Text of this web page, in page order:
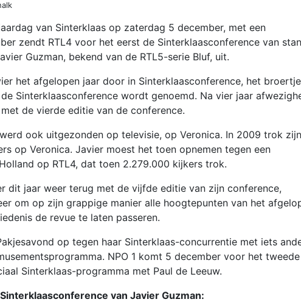
van Sinterklaas op zaterdag 5 december, met een
zendt RTL4 voor het eerst de Sinterklaasconference van
Guzman, bekend van de RTL5-serie Bluf, uit.
het afgelopen jaar door in Sinterklaasconference, het broertje
Sinterklaasconference wordt genoemd. Na vier jaar
de vierde editie van de conference.
ook uitgezonden op televisie, op Veronica. In 2009 trok zijn
op Veronica. Javier moest het toen opnemen tegen een
op RTL4, dat toen 2.279.000 kijkers trok.
dit jaar weer terug met de vijfde editie van zijn conference,
om op zijn grappige manier alle hoogtepunten van het
de revue te laten passeren.
op tegen haar Sinterklaas-concurrentie met iets
NPO 1 komt 5 december voor het
Sinterklaas-programma met Paul de Leeuw.
van Javier Guzman: